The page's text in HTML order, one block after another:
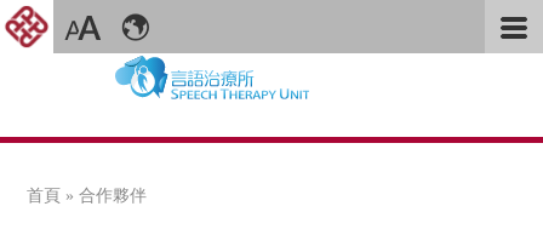
您在這裡
首頁 » 合作夥伴